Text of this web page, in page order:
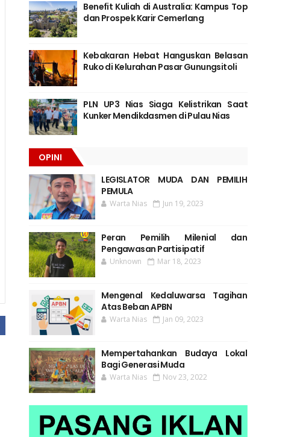
Benefit Kuliah di Australia: Kampus Top
dan Prospek Karir Cemerlang
Kebakaran Hebat Hanguskan Belasan
Ruko di Kelurahan Pasar Gunungsitoli
PLN UP3 Nias Siaga Kelistrikan Saat
Kunker Mendikdasmen di Pulau Nias
OPINI
LEGISLATOR MUDA DAN PEMILIH
PEMULA
Warta Nias Jun 19, 2023
Peran Pemilih Milenial dan
Pengawasan Partisipatif
Unknown Mar 18, 2023
Mengenal Kedaluwarsa Tagihan
Atas Beban APBN
Warta Nias Jan 09, 2023
Mempertahankan Budaya Lokal
Bagi Generasi Muda
Warta Nias Nov 23, 2022